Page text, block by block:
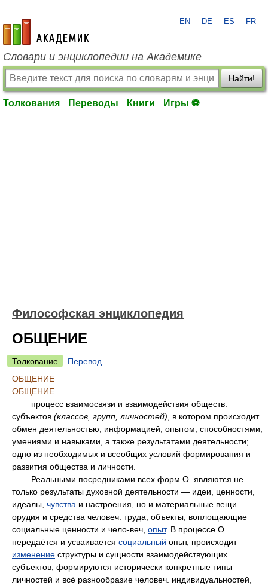
academic.ru
EN DE ES FR
Словари и энциклопедии на Академике
Найти!
Толкования Переводы Книги Игры ⚽
Философская энциклопедия
ОБЩЕНИЕ
Толкование
Перевод
ОБЩЕНИЕ
ОБЩЕНИЕ
процесс взаимосвязи и взаимодействия обществ.
субъектов (классов, групп, личностей) , в котором происходит
обмен деятельностью, информацией, опытом, способностями,
умениями и навыками, а также результатами деятельности;
одно из необходимых и всеобщих условий формирования и
развития общества и личности.
Реальными посредниками всех форм О. являются не
только результаты духовной деятельности — идеи, ценности,
идеалы, чувства и настроения, но и материальные вещи —
орудия и средства человеч. труда, объекты, воплощающие
социальные ценности и чело-веч, опыт. В процессе О.
передаётся и усваивается социальный опыт, происходит
изменение структуры и сущности взаимодействующих
субъектов, формируются исторически конкретные типы
личностей и всё разнообразие человеч. индивидуальностей,